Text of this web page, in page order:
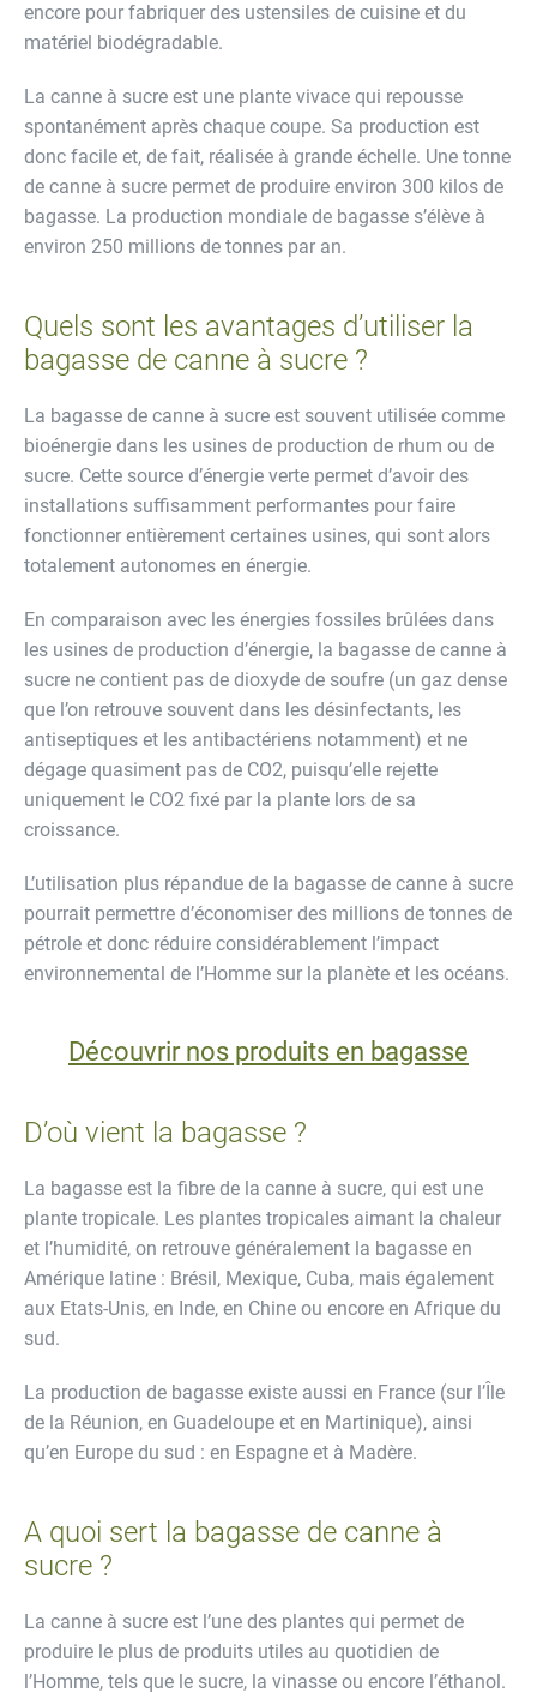
encore pour fabriquer des ustensiles de cuisine et du
matériel biodégradable.
La canne à sucre est une plante vivace qui repousse
spontanément après chaque coupe. Sa production est
donc facile et, de fait, réalisée à grande échelle. Une tonne
de canne à sucre permet de produire environ 300 kilos de
bagasse. La production mondiale de bagasse s’élève à
environ 250 millions de tonnes par an.
Quels sont les avantages d’utiliser la
bagasse de canne à sucre ?
La bagasse de canne à sucre est souvent utilisée comme
bioénergie dans les usines de production de rhum ou de
sucre. Cette source d’énergie verte permet d’avoir des
installations suffisamment performantes pour faire
fonctionner entièrement certaines usines, qui sont alors
totalement autonomes en énergie.
En comparaison avec les énergies fossiles brûlées dans
les usines de production d’énergie, la bagasse de canne à
sucre ne contient pas de dioxyde de soufre (un gaz dense
que l’on retrouve souvent dans les désinfectants, les
antiseptiques et les antibactériens notamment) et ne
dégage quasiment pas de CO2, puisqu’elle rejette
uniquement le CO2 fixé par la plante lors de sa
croissance.
L’utilisation plus répandue de la bagasse de canne à sucre
pourrait permettre d’économiser des millions de tonnes de
pétrole et donc réduire considérablement l’impact
environnemental de l’Homme sur la planète et les océans.
Découvrir nos produits en bagasse
D’où vient la bagasse ?
La bagasse est la fibre de la canne à sucre, qui est une
plante tropicale. Les plantes tropicales aimant la chaleur
et l’humidité, on retrouve généralement la bagasse en
Amérique latine : Brésil, Mexique, Cuba, mais également
aux Etats-Unis, en Inde, en Chine ou encore en Afrique du
sud.
La production de bagasse existe aussi en France (sur l’Île
de la Réunion, en Guadeloupe et en Martinique), ainsi
qu’en Europe du sud : en Espagne et à Madère.
A quoi sert la bagasse de canne à
sucre ?
La canne à sucre est l’une des plantes qui permet de
produire le plus de produits utiles au quotidien de
l’Homme, tels que le sucre, la vinasse ou encore l’éthanol.